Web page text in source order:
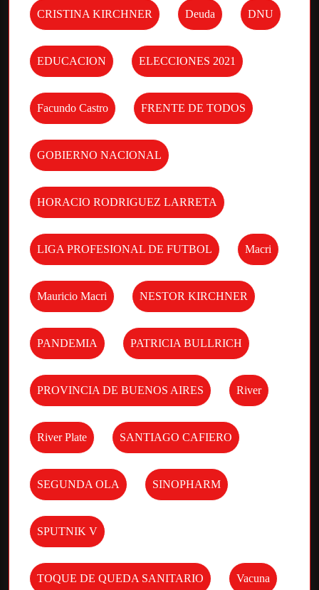
CRISTINA KIRCHNER Deuda DNU
EDUCACION ELECCIONES 2021
Facundo Castro FRENTE DE TODOS
GOBIERNO NACIONAL
HORACIO RODRIGUEZ LARRETA
LIGA PROFESIONAL DE FUTBOL Macri
Mauricio Macri NESTOR KIRCHNER
PANDEMIA PATRICIA BULLRICH
PROVINCIA DE BUENOS AIRES River
River Plate SANTIAGO CAFIERO
SEGUNDA OLA SINOPHARM
SPUTNIK V
TOQUE DE QUEDA SANITARIO Vacuna